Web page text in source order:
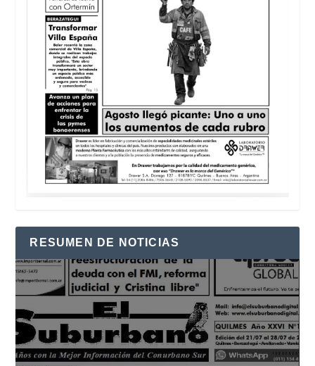
RESUMEN DE NOTICIAS
Reproductor
de
vídeo